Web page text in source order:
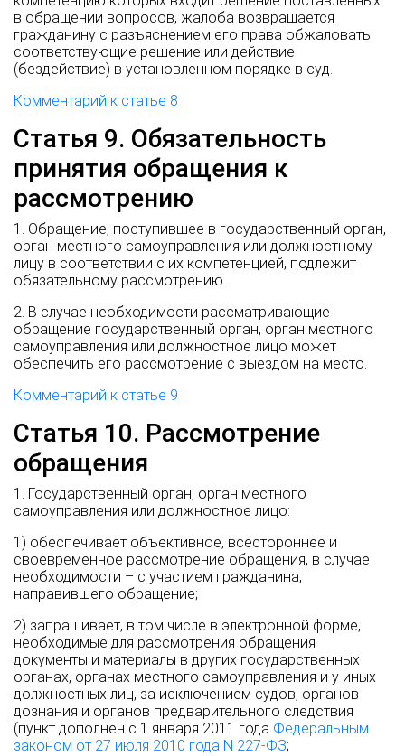
в обращении вопросов, жалоба возвращается
гражданину с разъяснением его права обжаловать
соответствующие решение или действие
(бездействие) в установленном порядке в суд.
Комментарий к статье 8
Статья 9. Обязательность
принятия обращения к
рассмотрению
1. Обращение, поступившее в государственный орган,
орган местного самоуправления или должностному
лицу в соответствии с их компетенцией, подлежит
обязательному рассмотрению.
2. В случае необходимости рассматривающие
обращение государственный орган, орган местного
самоуправления или должностное лицо может
обеспечить его рассмотрение с выездом на место.
Комментарий к статье 9
Статья 10. Рассмотрение
обращения
1. Государственный орган, орган местного
самоуправления или должностное лицо:
1) обеспечивает объективное, всестороннее и
своевременное рассмотрение обращения, в случае
необходимости – с участием гражданина,
направившего обращение;
2) запрашивает, в том числе в электронной форме,
необходимые для рассмотрения обращения
документы и материалы в других государственных
органах, органах местного самоуправления и у иных
должностных лиц, за исключением судов, органов
дознания и органов предварительного следствия
(пункт дополнен с 1 января 2011 года Федеральным
законом от 27 июля 2010 года N 227-ФЗ;